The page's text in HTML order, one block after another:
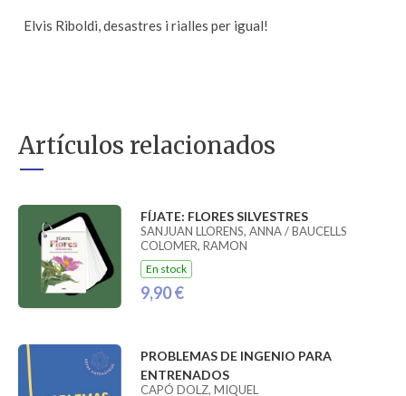
Elvis Riboldi, desastres i rialles per igual!
Artículos relacionados
FÍJATE: FLORES SILVESTRES
SANJUAN LLORENS, ANNA / BAUCELLS
COLOMER, RAMON
En stock
9,90 €
PROBLEMAS DE INGENIO PARA
ENTRENADOS
CAPÓ DOLZ, MIQUEL